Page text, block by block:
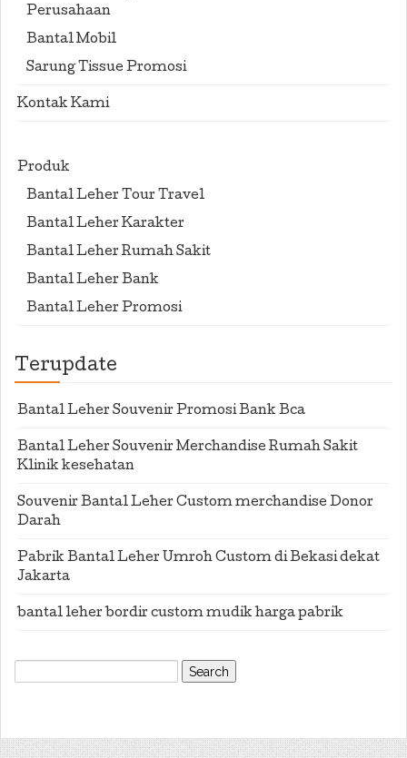
Perusahaan
Bantal Mobil
Sarung Tissue Promosi
Kontak Kami
Produk
Bantal Leher Tour Travel
Bantal Leher Karakter
Bantal Leher Rumah Sakit
Bantal Leher Bank
Bantal Leher Promosi
Terupdate
Bantal Leher Souvenir Promosi Bank Bca
Bantal Leher Souvenir Merchandise Rumah Sakit
Klinik kesehatan
Souvenir Bantal Leher Custom merchandise Donor
Darah
Pabrik Bantal Leher Umroh Custom di Bekasi dekat
Jakarta
bantal leher bordir custom mudik harga pabrik
Search
for: